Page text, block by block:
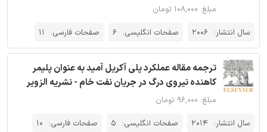
مبلغ: ۱۰۸,۰۰۰ تومان
سال انتشار: 2006 صفحات انگلیسی: 6 صفحات فارسی: 11
ترجمه مقاله عملکرد پلی آکریل آمید به عنوان پلیمر
کاهنده‌ نیروی درگ در جریان نفت خام - نشریه الزویر
مبلغ: ۹۶,۰۰۰ تومان
سال انتشار: 2014 صفحات انگلیسی: 5 صفحات فارسی: 10